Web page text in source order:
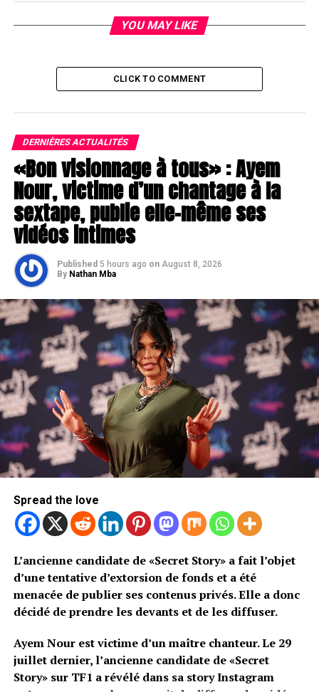
YOU MAY LIKE
CLICK TO COMMENT
DERNIÈRES ACTUALITÉS
«Bon visionnage à tous» : Ayem
Nour, victime d’un chantage à la
sextape, publie elle-même ses
vidéos intimes
Published 5 hours ago on August 8, 2026
By Nathan Mba
Spread the love
L’ancienne candidate de «Secret Story» a fait l’objet
d’une tentative d’extorsion de fonds et a été
menacée de publier ses contenus privés. Elle a donc
décidé de prendre les devants et de les diffuser.
Ayem Nour est victime d’un maître chanteur. Le 29
juillet dernier, l’ancienne candidate de «Secret
Story» sur TF1 a révélé dans sa story Instagram